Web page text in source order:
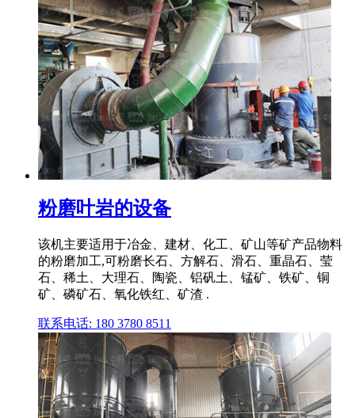
粉磨叶岩的设备
该机主要适用于冶金、建材、化工、矿山等矿产品物料
的粉磨加工,可粉磨长石、方解石、滑石、重晶石、莹
石、稀土、大理石、陶瓷、铝矾土、锰矿、铁矿、铜
矿、磷矿石、氧化铁红、矿渣 .
联系电话: 180 3780 8511